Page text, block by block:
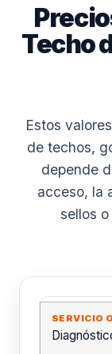
Techo
Estos
de techos,
depende
acceso, la
sellos